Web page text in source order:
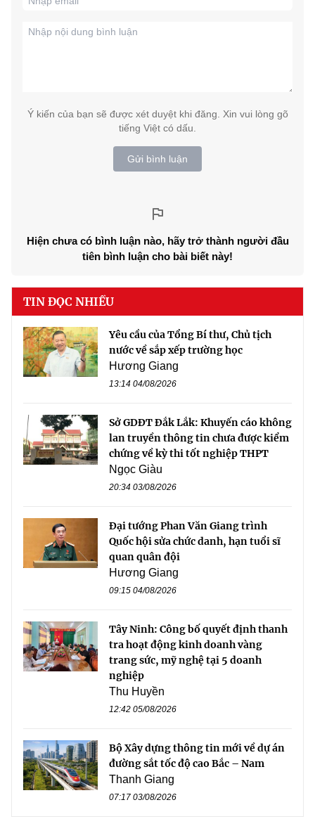
Ý kiến của bạn sẽ được xét duyệt khi đăng. Xin vui lòng gõ
tiếng Việt có dấu.
Gửi bình luận
Hiện chưa có bình luận nào, hãy trở thành người đầu
tiên bình luận cho bài biết này!
TIN ĐỌC NHIỀU
Yêu cầu của Tổng Bí thư, Chủ tịch
nước về sắp xếp trường học
Hương Giang
13:14 04/08/2026
Sở GDĐT Đắk Lắk: Khuyến cáo không
lan truyền thông tin chưa được kiểm
chứng về kỳ thi tốt nghiệp THPT
Ngọc Giàu
20:34 03/08/2026
Đại tướng Phan Văn Giang trình
Quốc hội sửa chức danh, hạn tuổi sĩ
quan quân đội
Hương Giang
09:15 04/08/2026
Tây Ninh: Công bố quyết định thanh
tra hoạt động kinh doanh vàng
trang sức, mỹ nghệ tại 5 doanh
nghiệp
Thu Huyền
12:42 05/08/2026
Bộ Xây dựng thông tin mới về dự án
đường sắt tốc độ cao Bắc – Nam
Thanh Giang
07:17 03/08/2026